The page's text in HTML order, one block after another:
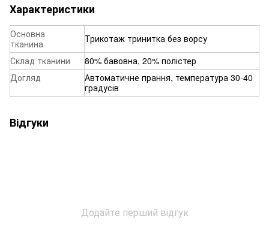
Характеристики
Основна
тканина
Трикотаж тринитка без ворсу
Склад тканини
80% бавовна, 20% полістер
Догляд
Автоматичне прання, температура 30-40
градусів
Відгуки
Додайте перший відгук